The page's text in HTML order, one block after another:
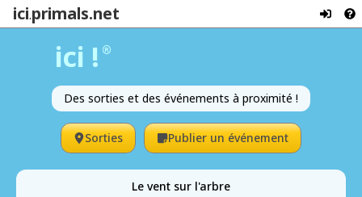
ici.primals.net
ici ! ®
Des sorties et des événements à proximité !
Sorties Publier un événement
Le vent sur l'arbre